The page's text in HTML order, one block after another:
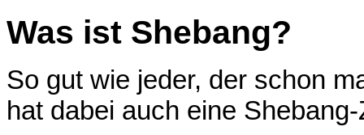
Was ist Shebang?
So gut wie jeder, der schon
hat dabei auch eine